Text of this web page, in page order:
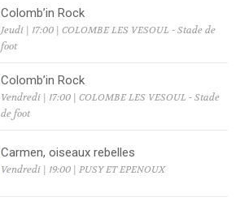
Colomb’in Rock
Jeudi | 17:00 | COLOMBE LES VESOUL - Stade de
foot
Colomb’in Rock
Vendredi | 17:00 | COLOMBE LES VESOUL - Stade
de foot
Carmen, oiseaux rebelles
Vendredi | 19:00 | PUSY ET EPENOUX